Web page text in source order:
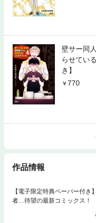
壁サー同
らせてい
き】
770
作品情報
【電子限定特典ペーパー付
者…待望の最新コミックス！
人の人生はけっして交わる
やしき・まもる）壁サーク